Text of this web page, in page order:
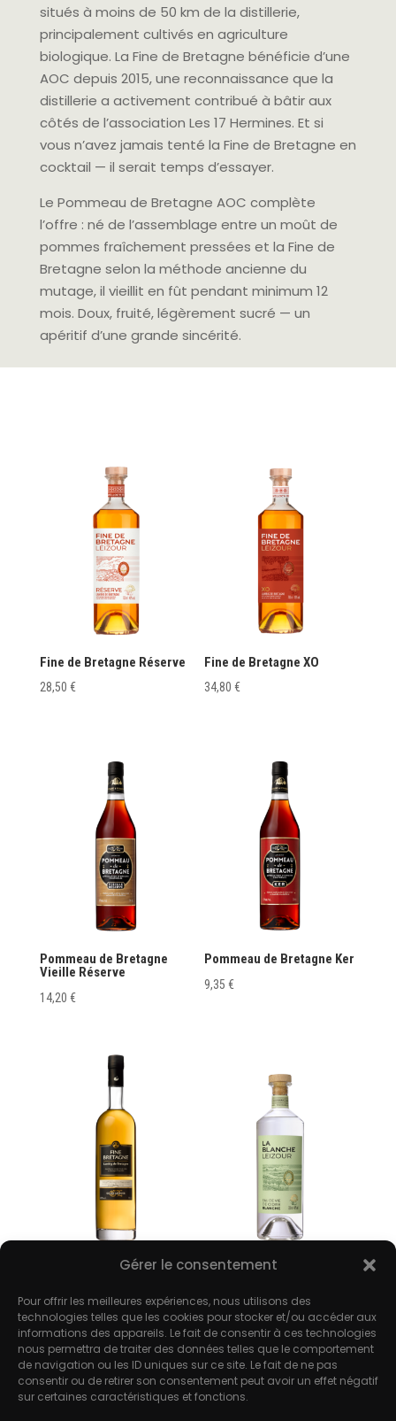
Gérer le consentement
Pour offrir les meilleures expériences, nous utilisons des
technologies telles que les cookies pour stocker et/ou accéder aux
informations des appareils. Le fait de consentir à ces technologies
nous permettra de traiter des données telles que le comportement
de navigation ou les ID uniques sur ce site. Le fait de ne pas
consentir ou de retirer son consentement peut avoir un effet négatif
sur certaines caractéristiques et fonctions.
situés à moins de 50 km de la distillerie,
principalement cultivés en agriculture
biologique. La Fine de Bretagne bénéficie d’une
AOC depuis 2015, une reconnaissance que la
distillerie a activement contribué à bâtir aux
côtés de l’association Les 17 Hermines. Et si
vous n’avez jamais tenté la Fine de Bretagne en
cocktail — il serait temps d’essayer.
Le Pommeau de Bretagne AOC complète
l’offre : né de l’assemblage entre un moût de
pommes fraîchement pressées et la Fine de
Bretagne selon la méthode ancienne du
mutage, il vieillit en fût pendant minimum 12
mois. Doux, fruité, légèrement sucré — un
apéritif d’une grande sincérité.
Fine de Bretagne Réserve
28,50 €
Fine de Bretagne XO
34,80€
Pommeau de Bretagne
Vieille Réserve
14,20 €
Pommeau de Bretagne Ker
9,35€
Fine de Bretagne
19,70 €
Eau-de-vie de cidre
25,80€